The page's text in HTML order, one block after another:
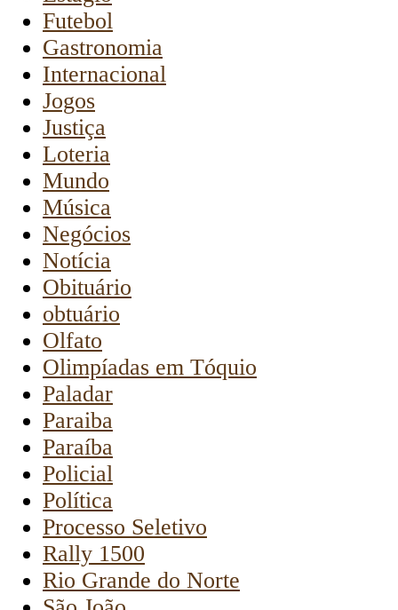
Futebol
Gastronomia
Internacional
Jogos
Justiça
Loteria
Mundo
Música
Negócios
Notícia
Obituário
obtuário
Olfato
Olimpíadas em Tóquio
Paladar
Paraiba
Paraíba
Policial
Política
Processo Seletivo
Rally 1500
Rio Grande do Norte